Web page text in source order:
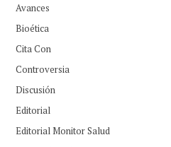
Avances
Bioética
Cita Con
Controversia
Discusión
Editorial
Editorial Monitor Salud